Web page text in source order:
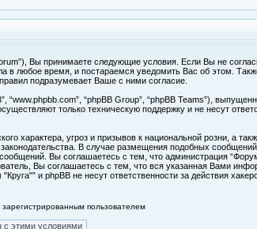
Вы принимаете следующие условия. Если Вы не
в любое время, и постараемся уведомить Вас об этом.
подразумевает Ваше с ними согласие.
“phpBB Group”, “phpBB Teams”),
осуществляют только техническую поддержку и не несут
характера, угроз и призывов к национальной розни, а
В случае размещения подобных
Вы соглашаетесь с тем, что администрация
Вы соглашаетесь с тем, что вся указанная Вами
и phpBB не несут ответственности за действия
пользователем